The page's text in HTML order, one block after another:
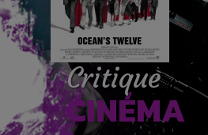
Critique
CINÉMA